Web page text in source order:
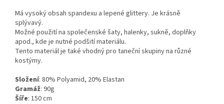
Má vysoký obsah spandexu a lepené glittery. Je krásně
splývavý.
Možné použití na společenské šaty, halenky, sukně, doplňky
apod., kde je nutné podšití materiálu.
Tento materiál je také vhodný pro taneční skupiny na různé
kostýmy.
Složení: 80% Polyamid, 20% Elastan
Gramáž: 90g
Šíře: 150 cm